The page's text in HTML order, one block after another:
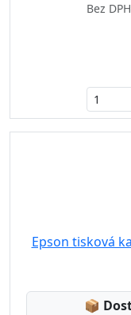
Bez
Epson tisková
📦